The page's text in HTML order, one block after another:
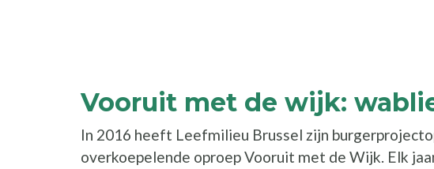
Vooruit met de wijk:
In 2016 heeft Leefmilieu Brussel zijn
overkoepelende oproep Vooruit met de Wijk. Elk